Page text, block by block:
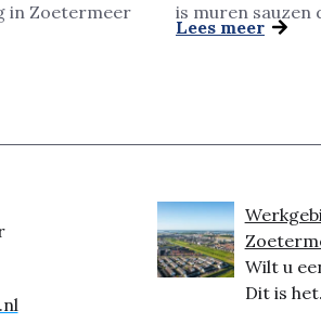
in Zoetermeer
is muren sauzen
Lees meer
Wilt u
Dit is